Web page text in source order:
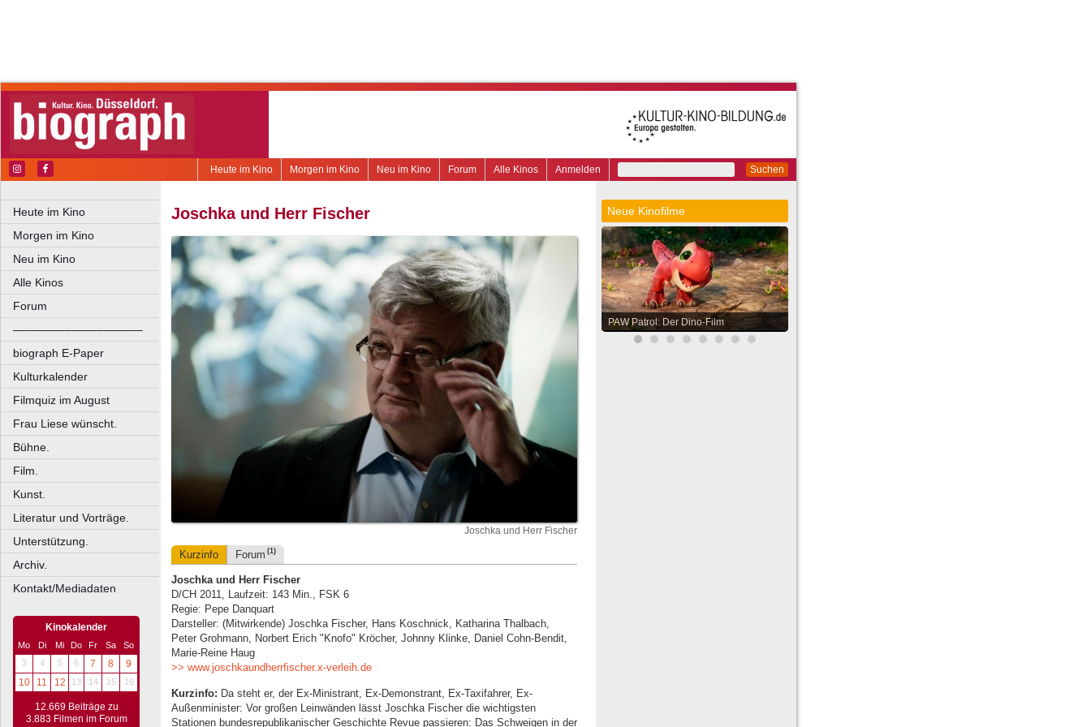
Suchen
Anmelden
Alle Kinos
Forum
Neu im Kino
Morgen im Kino
Heute im Kino
Heute im Kino
Morgen im Kino
Neu im Kino
Alle Kinos
Forum
––––––––––––––––––––
biograph E-Paper
Kulturkalender
Filmquiz im August
Frau Liese wünscht.
Bühne.
Film.
Kunst.
Literatur und Vorträge.
Unterstützung.
Archiv.
Kontakt/Mediadaten
Kinokalender
Mo Di Mi Do Fr Sa
So
3
4 5 6 7 8
9
10
11 12 13 14 15 16
12.669 Beiträge zu
3.883 Filmen im Forum
Joschka und Herr Fischer
Joschka und Herr Fischer
Kurzinfo Forum (1)
Joschka und Herr Fischer
D/CH 2011, Laufzeit: 143 Min., FSK 6
Regie: Pepe Danquart
Darsteller: (Mitwirkende) Joschka Fischer, Hans Koschnick, Katharina Thalbach,
Peter Grohmann, Norbert Erich "Knofo" Kröcher, Johnny Klinke, Daniel Cohn-Bendit,
Marie-Reine Haug
>> www.joschkaundherrfischer.x-verleih.de
Kurzinfo: Da steht er, der Ex-Ministrant, Ex-Demonstrant, Ex-Taxifahrer, Ex-
Außenminister: Vor großen Leinwänden lässt Joschka Fischer die wichtigsten
Stationen bundesrepublikanischer Geschichte Revue passieren: Das Schweigen in der
Neue Kinofilme
PAW Patrol: Der Dino-Film